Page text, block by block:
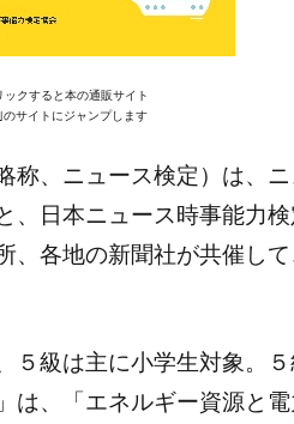
ックすると本の通販サイト
のサイトにジャンプします
称、ニュース検定）は、
、日本ニュース時事能力
、各地の新聞社が共催し
級は主に小学生対象。
は、「エネルギー資源と